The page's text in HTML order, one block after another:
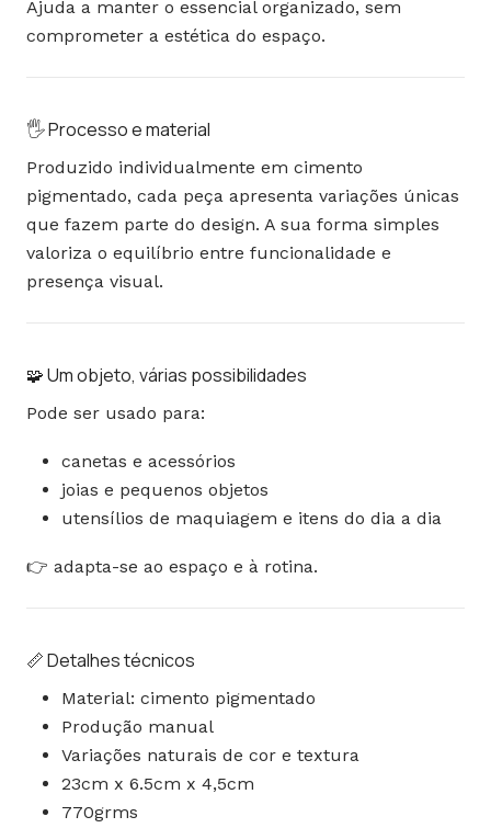
Ajuda a manter o essencial organizado, sem
comprometer a estética do espaço.
🖐️ Processo e material
Produzido individualmente em cimento
pigmentado, cada peça apresenta variações únicas
que fazem parte do design. A sua forma simples
valoriza o equilíbrio entre funcionalidade e
presença visual.
🧩 Um objeto, várias possibilidades
Pode ser usado para:
canetas e acessórios
joias e pequenos objetos
utensílios de maquiagem e itens do dia a dia
👉 adapta-se ao espaço e à rotina.
📏 Detalhes técnicos
Material: cimento pigmentado
Produção manual
Variações naturais de cor e textura
23cm x 6.5cm x 4,5cm
770grms